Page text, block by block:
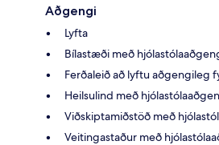
Aðgengi
Lyfta
Bílastæði með
Ferðaleið að lyftu aðgengileg
Heilsulind með
Viðskiptamiðstöð með
Veitingastaður með